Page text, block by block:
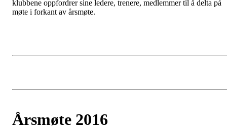
klubbene oppfordrer sine ledere, trenere, medlemmer til å delta på
møte i forkant av årsmøte.
Årsmøte 2016